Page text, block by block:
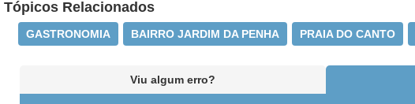
Tópicos Relacionados
GASTRONOMIA BAIRRO JARDIM DA PENHA PRAIA DO CANTO
Viu algum erro?